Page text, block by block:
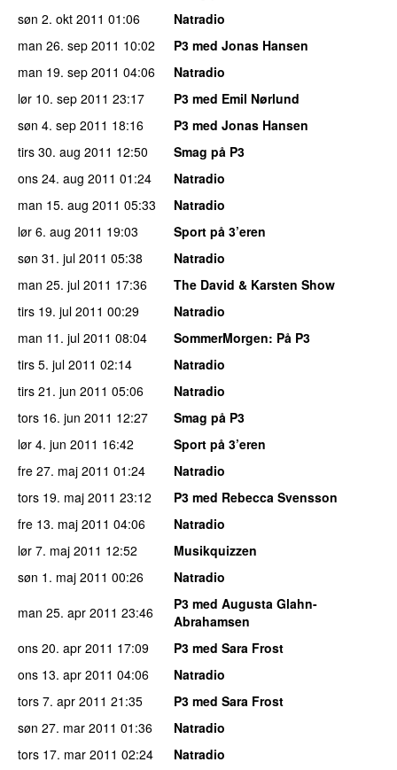
søn 2. okt 2011 01:06
Natradio
man 26. sep 2011 10:02
P3 med Jonas Hansen
man 19. sep 2011 04:06
Natradio
lør 10. sep 2011 23:17
P3 med Emil Nørlund
søn 4. sep 2011 18:16
P3 med Jonas Hansen
tirs 30. aug 2011 12:50
Smag på P3
ons 24. aug 2011 01:24
Natradio
man 15. aug 2011 05:33
Natradio
lør 6. aug 2011 19:03
Sport på 3’eren
søn 31. jul 2011 05:38
Natradio
man 25. jul 2011 17:36
The David & Karsten Show
tirs 19. jul 2011 00:29
Natradio
man 11. jul 2011 08:04 SommerMorgen: På P3
tirs 5. jul 2011 02:14
Natradio
tirs 21. jun 2011 05:06
Natradio
tors 16. jun 2011 12:27
Smag på P3
lør 4. jun 2011 16:42
Sport på 3’eren
fre 27. maj 2011 01:24
Natradio
tors 19. maj 2011 23:12
P3 med Rebecca Svensson
fre 13. maj 2011 04:06
Natradio
lør 7. maj 2011 12:52
Musikquizzen
søn 1. maj 2011 00:26
Natradio
man 25. apr 2011 23:46
P3 med Augusta Glahn-
Abrahamsen
ons 20. apr 2011 17:09
P3 med Sara Frost
ons 13. apr 2011 04:06
Natradio
tors 7. apr 2011 21:35
P3 med Sara Frost
søn 27. mar 2011 01:36
Natradio
tors 17. mar 2011 02:24
Natradio